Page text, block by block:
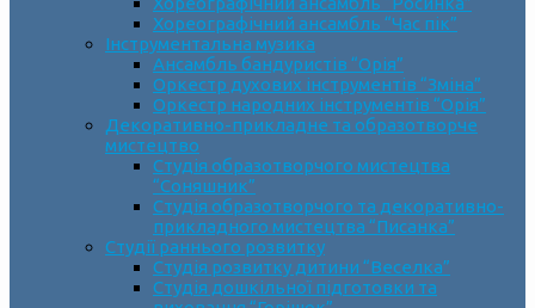
Хореографічний ансамбль “Час пік”
Інструментальна музика
Ансамбль бандуристів “Орія”
Оркестр духових інструментів “Зміна”
Оркестр народних інструментів “Орія”
Декоративно-прикладне та образотворче
мистецтво
Cтудія образотворчого мистецтва
“Соняшник”
Студія образотворчого та декоративно-
прикладного мистецтва “Писанка”
Студії раннього розвитку
Студія розвитку дитини “Веселка”
Студія дошкільної підготовки та